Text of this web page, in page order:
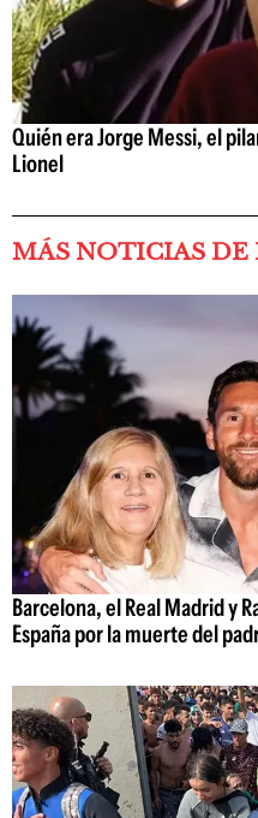
Quién era Jorge Messi, el
Lionel
MÁS NOTICIAS DE
Barcelona, el Real Madrid y
España por la muerte del